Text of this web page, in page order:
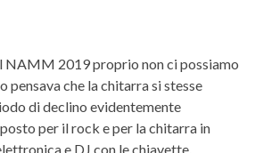
NAMM 2019 proprio non ci possiamo
pensava che la chitarra si stesse
di declino evidentemente
per il rock e per la chitarra in
e DJ con le chiavette.